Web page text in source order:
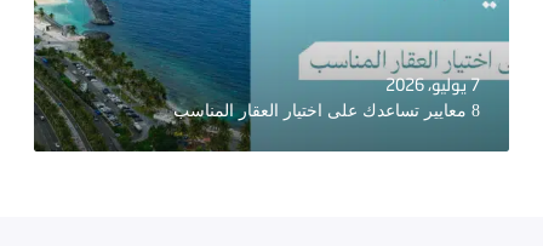
7 يوليو، 2026
8 معايير تساعدك على اختيار العقار المناسب